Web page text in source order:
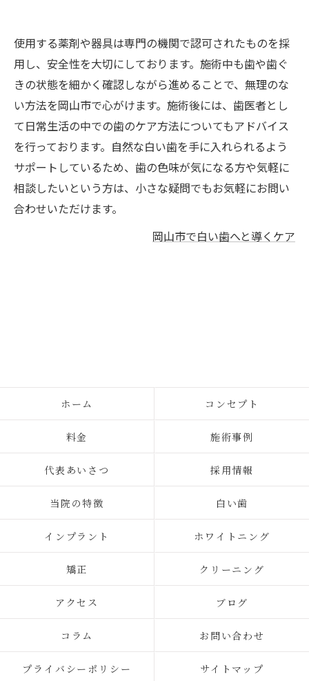
使用する薬剤や器具は専門の機関で認可されたものを採
用し、安全性を大切にしております。施術中も歯や歯ぐ
きの状態を細かく確認しながら進めることで、無理のな
い方法を岡山市で心がけます。施術後には、歯医者とし
て日常生活の中での歯のケア方法についてもアドバイス
を行っております。自然な白い歯を手に入れられるよう
サポートしているため、歯の色味が気になる方や気軽に
相談したいという方は、小さな疑問でもお気軽にお問い
合わせいただけます。
岡山市で白い歯へと導くケア
ホーム コンセプト
料金 施術事例
代表あいさつ 採用情報
当院の特徴 白い歯
インプラント ホワイトニング
矯正 クリーニング
アクセス ブログ
コラム お問い合わせ
プライバシーポリシー サイトマップ